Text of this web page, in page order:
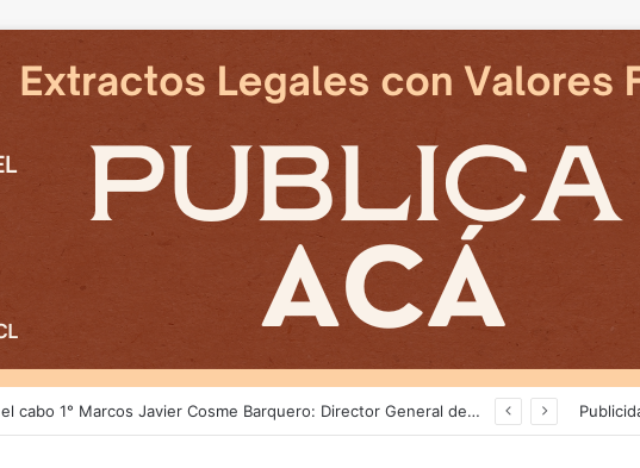
avanzan en reposicion de energia en La Araucania